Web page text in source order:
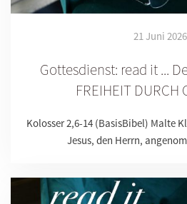
21 Juni 2026
Gottesdienst: read it ...
FREIHEIT DURCH
Kolosser 2,6-14 (BasisBibel) Malte
Jesus, den Herrn,